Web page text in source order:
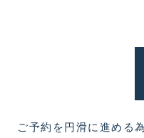
ご予約を円滑に進める